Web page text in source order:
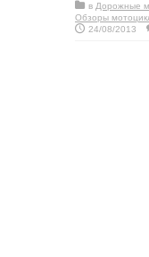
в Дорожные
Обзоры
24/08/2013